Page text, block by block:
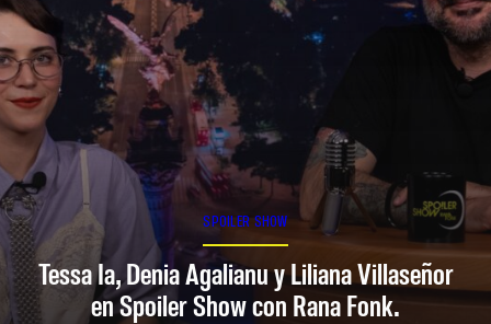
SPOILER SHOW
Tessa Ia, Denia Agalianu y Liliana Villaseñor
en Spoiler Show con Rana Fonk.